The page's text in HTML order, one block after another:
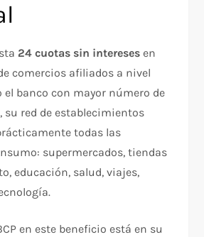
24 cuotas sin intereses en
comercios afiliados a nivel
el banco con mayor número de
su red de establecimientos
todas las
supermercados, tiendas
educación, salud, viajes,
en este beneficio está en su